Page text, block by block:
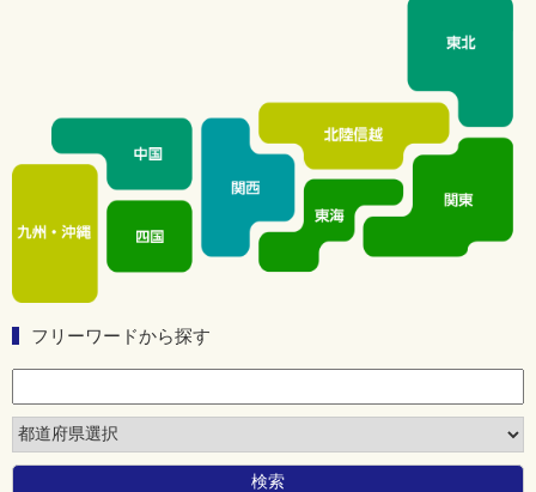
フリーワードから探す